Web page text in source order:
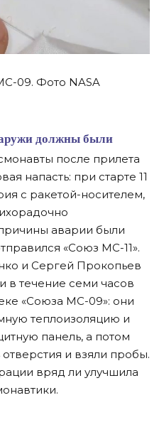
09. Фото NASA
после прилета
напасть: при старте 11
с ракетой-носителем,
аварии были
«Союз МС-11».
и Сергей Прокопьев
в течение семи часов
«Союза МС-09»: они
теплоизоляцию и
панель, а потом
и взяли пробы.
вряд ли улучшила